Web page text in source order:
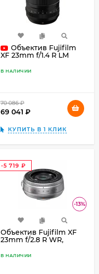
Объектив Fujifilm
XF 23mm f/1.4 R LM
В НАЛИЧИИ
70 086
69 041
КУПИТЬ В 1 КЛИК
-13%
-5 719
₽
Объектив Fujifilm XF
23mm f/2.8 R WR,
В НАЛИЧИИ